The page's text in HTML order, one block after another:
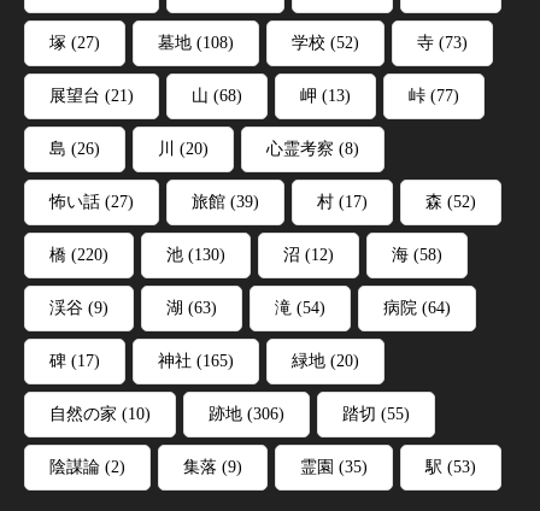
塚 (27) 墓地 (108) 学校 (52) 寺 (73)
展望台 (21) 山 (68) 岬 (13) 峠 (77)
島 (26) 川 (20) 心霊考察 (8)
怖い話 (27) 旅館 (39) 村 (17) 森 (52)
橋 (220) 池 (130) 沼 (12) 海 (58)
渓谷 (9) 湖 (63) 滝 (54) 病院 (64)
碑 (17) 神社 (165) 緑地 (20)
自然の家 (10) 跡地 (306) 踏切 (55)
陰謀論 (2) 集落 (9) 霊園 (35) 駅 (53)